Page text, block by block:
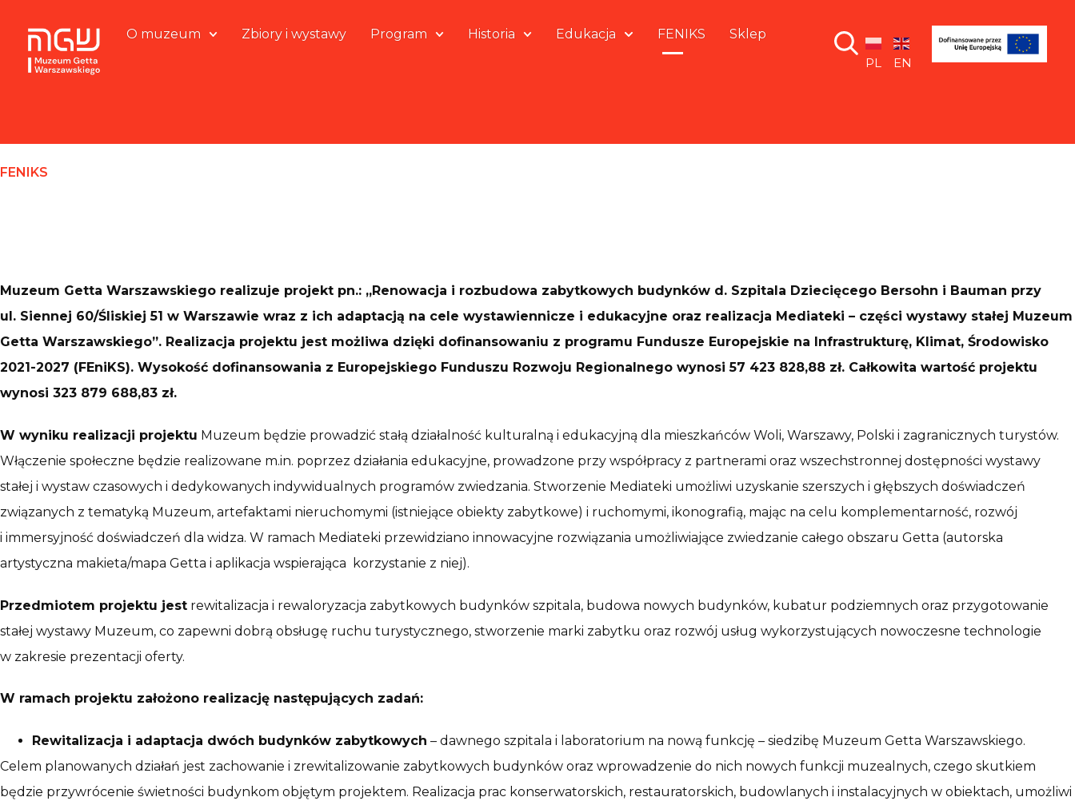
O muzeum Zbiory i wystawy Program Historia Edukacja FENIKS
Sklep
PL
EN
FENIKS
Muzeum Getta Warszawskiego realizuje projekt pn.: „Renowacja i rozbudowa zabytkowych budynków d. Szpitala Dziecięcego Bersohn i Bauman przy
ul. Siennej 60/Śliskiej 51 w Warszawie wraz z ich adaptacją na cele wystawiennicze i edukacyjne oraz realizacja Mediateki – części wystawy stałej Muzeum
Getta Warszawskiego”. Realizacja projektu jest możliwa dzięki dofinansowaniu z programu Fundusze Europejskie na Infrastrukturę, Klimat, Środowisko
2021-2027 (FEniKS). Wysokość dofinansowania z Europejskiego Funduszu Rozwoju Regionalnego wynosi 57 423 828,88 zł. Całkowita wartość projektu
wynosi 323 879 688,83 zł.
W wyniku realizacji projektu Muzeum będzie prowadzić stałą działalność kulturalną i edukacyjną dla mieszkańców Woli, Warszawy, Polski i zagranicznych turystów.
Włączenie społeczne będzie realizowane m.in. poprzez działania edukacyjne, prowadzone przy współpracy z partnerami oraz wszechstronnej dostępności wystawy
stałej i wystaw czasowych i dedykowanych indywidualnych programów zwiedzania. Stworzenie Mediateki umożliwi uzyskanie szerszych i głębszych doświadczeń
związanych z tematyką Muzeum, artefaktami nieruchomymi (istniejące obiekty zabytkowe) i ruchomymi, ikonografią, mając na celu komplementarność, rozwój
i immersyjność doświadczeń dla widza. W ramach Mediateki przewidziano innowacyjne rozwiązania umożliwiające zwiedzanie całego obszaru Getta (autorska
artystyczna makieta/mapa Getta i aplikacja wspierająca korzystanie z niej).
Przedmiotem projektu jest rewitalizacja i rewaloryzacja zabytkowych budynków szpitala, budowa nowych budynków, kubatur podziemnych oraz przygotowanie
stałej wystawy Muzeum, co zapewni dobrą obsługę ruchu turystycznego, stworzenie marki zabytku oraz rozwój usług wykorzystujących nowoczesne technologie
w zakresie prezentacji oferty.
W ramach projektu założono realizację następujących zadań:
Rewitalizacja i adaptacja dwóch budynków zabytkowych – dawnego szpitala i laboratorium na nową funkcję – siedzibę Muzeum Getta Warszawskiego.
Celem planowanych działań jest zachowanie i zrewitalizowanie zabytkowych budynków oraz wprowadzenie do nich nowych funkcji muzealnych, czego skutkiem
będzie przywrócenie świetności budynkom objętym projektem. Realizacja prac konserwatorskich, restauratorskich, budowlanych i instalacyjnych w obiektach, umożliwi